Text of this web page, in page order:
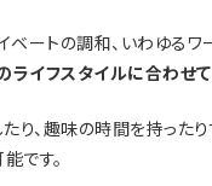
ベートの調和、いわゆる
ライフスタイルに合わせ
、趣味の時間を持った
です。